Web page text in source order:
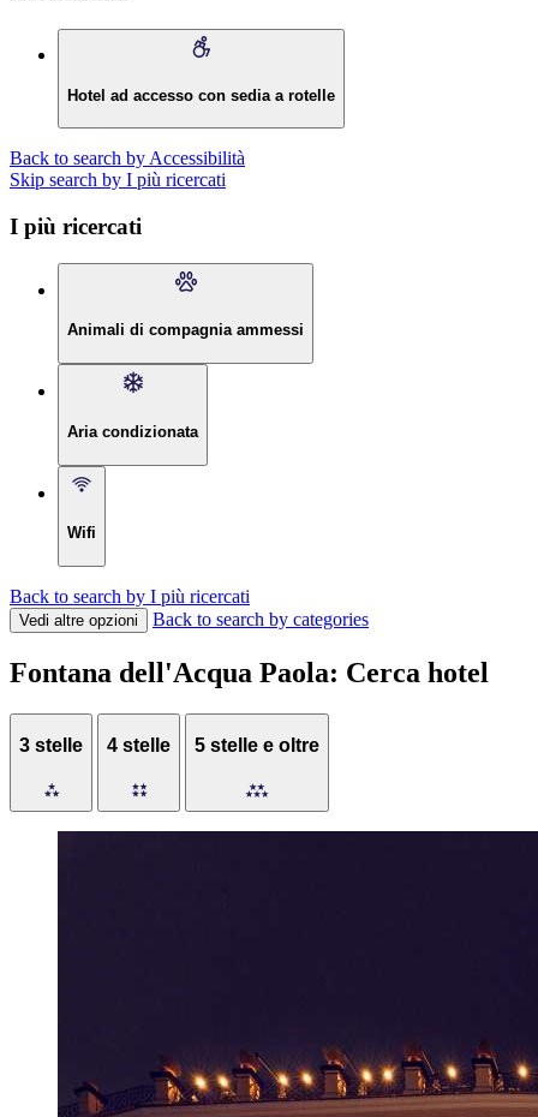
Hotel ad accesso con sedia a rotelle
Back to search by Accessibilità
Skip search by I più ricercati
I più ricercati
Animali di compagnia ammessi
Aria condizionata
Wifi
Back to search by I più ricercati
Vedi altre opzioni Back to search by categories
Fontana dell'Acqua Paola: Cerca hotel
3 stelle 4 stelle 5 stelle e oltre